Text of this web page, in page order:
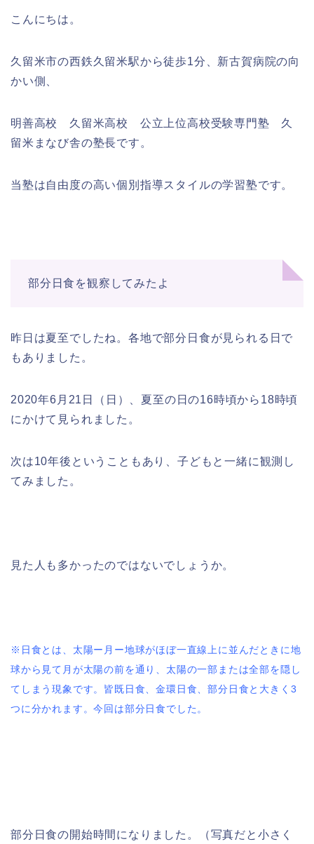
こんにちは。
久留米市の西鉄久留米駅から徒歩1分、新古賀病院の向
かい側、
明善高校 久留米高校 公立上位高校受験専門塾 久
留米まなび舎の塾長です。
当塾は自由度の高い個別指導スタイルの学習塾です。
部分日食を観察してみたよ
昨日は夏至でしたね。各地で部分日食が見られる日で
もありました。
2020年6月21日（日）、夏至の日の16時頃から18時頃
にかけて見られました。
次は10年後ということもあり、子どもと一緒に観測し
てみました。
見た人も多かったのではないでしょうか。
※日食とは、太陽ー月ー地球がほぼ一直線上に並んだときに地
球から見て月が太陽の前を通り、太陽の一部または全部を隠し
てしまう現象です。皆既日食、金環日食、部分日食と大きく3
つに分かれます。今回は部分日食でした。
部分日食の開始時間になりました。（写真だと小さく